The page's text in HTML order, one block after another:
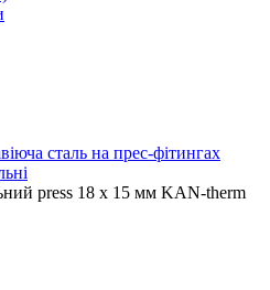
сталь на прес-фітингах
press 18 x 15 мм KAN-therm